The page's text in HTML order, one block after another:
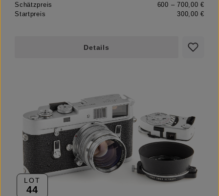
Schätzpreis
600 – 700,00 €
Startpreis
300,00 €
Details
LOT
44